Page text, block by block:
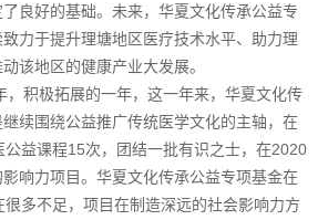
良好的基础。未来，华夏文化传承公益专
力于提升理塘地区医疗技术水平、助力理
该地区的健康产业大发展。
，积极拓展的一年，这一年来，华夏文化传
续围绕公益推广传统医学文化的主轴，在
公益课程15次，团结一批有识之士，在2020
响力项目。华夏文化传承公益专项基金在
多不足，项目在制造深远的社会影响力方